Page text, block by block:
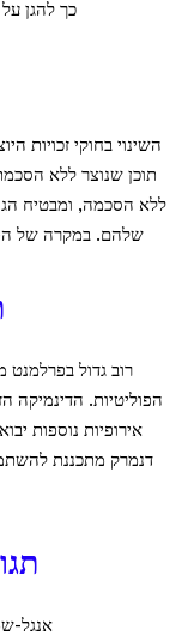
כך להגן
השינוי בחוקי זכויות
תוכן שנוצר ללא
ללא הסכמה, ומבטיח
שלהם. במקרה של
רוב גדול
הפוליטיות. הדינמיקה
אירופיות נוספות
דנמרק מתכננת